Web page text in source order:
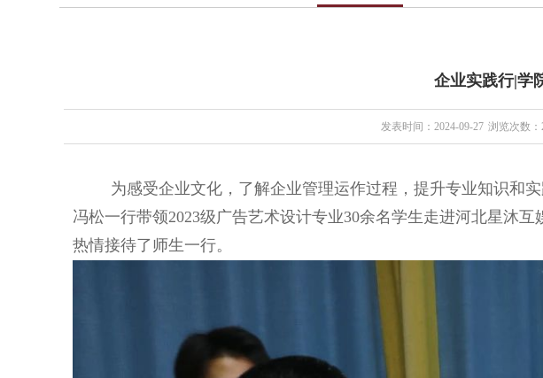
企业实践行|学
发表时间：2024-09-27 浏览次数：
为感受企业文化，了解企业管理运作过程，提升专业知识和
冯松一行带领2023级广告艺术设计专业30余名学生走进河北星沐
热情接待了师生一行。